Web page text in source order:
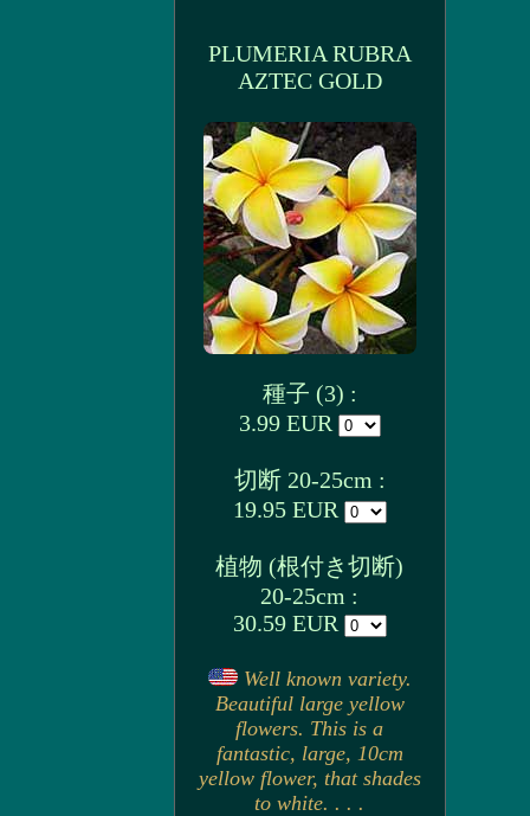
PLUMERIA RUBRA
AZTEC GOLD
種子 (3) :
3.99 EUR
切断 20-25cm :
19.95 EUR
植物 (根付き切断)
20-25cm :
30.59 EUR
Well known variety.
Beautiful large yellow
flowers. This is a
fantastic, large, 10cm
yellow flower, that shades
to white. . . .